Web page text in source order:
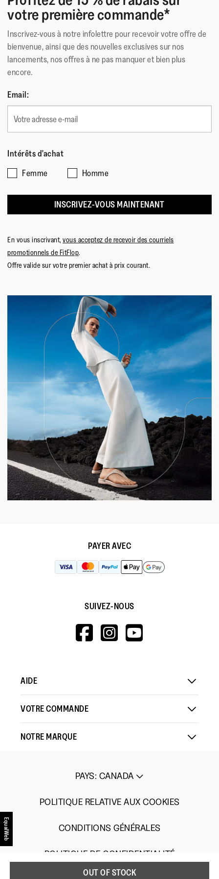
OUT OF STOCK
médicale des podologues américains)
Matériau Extérieur:
Cuir
Doublure:
Cuir
Fermeture:
Sans Fermeture
Semelle
Technologie de la Semelle
votre première commande*
Inscrivez-vous à notre infolettre pour recevoir votre offre de
bienvenue, ainsi que des nouvelles exclusives sur nos
lancements, nos offres à ne pas manquer et bien plus
encore.
Email:
Intérêts d'achat
Femme
Homme
INSCRIVEZ-VOUS MAINTENANT
En vous inscrivant, vous acceptez de recevoir des courriels
promotionnels de FitFlop.
Offre valide sur votre premier achat à prix courant.
PAYER AVEC
SUIVEZ-NOUS
HTTPS://
HTTPS://
AIDE
VOTRE COMMANDE
NOTRE MARQUE
PAYS: CANADA
POLITIQUE RELATIVE AUX COOKIES
CONDITIONS GÉNÉRALES
POLITIQUE DE CONFIDENTIALITÉ
EqualWeb